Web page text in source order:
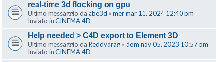
real-time 3d flocking on gpu
Ultimo messaggio da abe3d « mer mar 13, 2024 12:40 pm
Inviato in CINEMA 4D
Help needed > C4D export to Element 3D
Ultimo messaggio da Reddydrag « dom nov 05, 2023 10:57 pm
Inviato in CINEMA 4D